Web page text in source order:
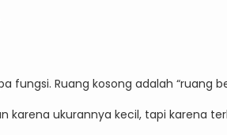
fungsi. Ruang kosong adalah “ruang
ukurannya kecil, tapi karena